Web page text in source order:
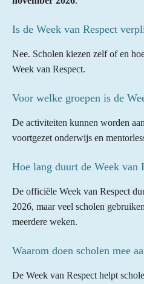
Is de Week van Respect
Nee. Scholen kiezen zelf of en
Week van Respect.
Voor welke groepen is de
De activiteiten kunnen worden
voortgezet onderwijs en
Hoe lang duurt de Week van
De officiële Week van Respect
2026, maar veel scholen
meerdere weken.
Waarom doen scholen mee
De Week van Respect helpt